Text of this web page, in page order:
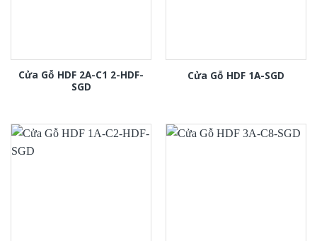
Cửa Gỗ HDF 2A-C1 2-HDF-
SGD
Cửa Gỗ HDF 1A-SGD